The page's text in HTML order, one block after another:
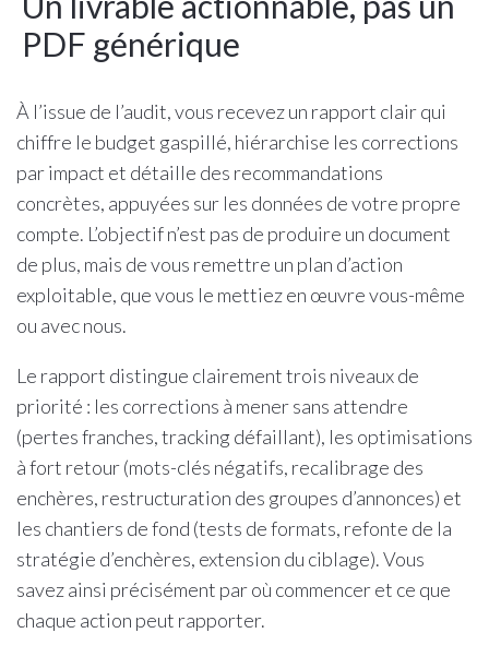
PDF générique
À l’issue de l’audit, vous recevez un rapport clair qui
chiffre le budget gaspillé, hiérarchise les corrections
par impact et détaille des recommandations
concrètes, appuyées sur les données de votre propre
compte. L’objectif n’est pas de produire un document
de plus, mais de vous remettre un plan d’action
exploitable, que vous le mettiez en œuvre vous-même
ou avec nous.
Le rapport distingue clairement trois niveaux de
priorité : les corrections à mener sans attendre
(pertes franches, tracking défaillant), les optimisations
à fort retour (mots-clés négatifs, recalibrage des
enchères, restructuration des groupes d’annonces) et
les chantiers de fond (tests de formats, refonte de la
stratégie d’enchères, extension du ciblage). Vous
savez ainsi précisément par où commencer et ce que
chaque action peut rapporter.